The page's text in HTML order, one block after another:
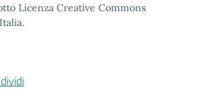
Licenza Creative Commons